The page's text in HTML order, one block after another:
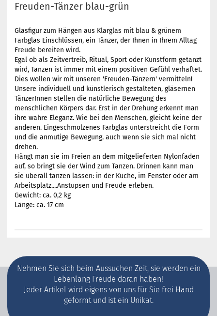
Freuden-Tänzer blau-grün
Glasfigur zum Hängen aus Klarglas mit blau & grünem
Farbglas Einschlüssen, ein Tänzer, der Ihnen in Ihrem Alltag
Freude bereiten wird.
Egal ob als Zeitvertreib, Ritual, Sport oder Kunstform getanzt
wird, Tanzen ist immer mit einem positiven Gefühl verhaftet.
Dies wollen wir mit unseren 'Freuden-Tänzern' vermitteln!
Unsere individuell und künstlerisch gestalteten, gläsernen
TänzerInnen stellen die natürliche Bewegung des
menschlichen Körpers dar. Erst in der Drehung erkennt man
ihre wahre Eleganz. Wie bei den Menschen, gleicht keine der
anderen. Eingeschmolzenes Farbglas unterstreicht die Form
und die anmutige Bewegung, auch wenn sie sich mal nicht
drehen.
Hängt man sie im Freien an dem mitgelieferten Nylonfaden
auf, so bringt sie der Wind zum Tanzen. Drinnen kann man
sie überall tanzen lassen: in der Küche, im Fenster oder am
Arbeitsplatz....Anstupsen und Freude erleben.
Gewicht: ca. 0,2 kg
Länge: ca. 17 cm
Nehmen Sie sich beim Aussuchen Zeit, sie werden ein
Lebenlang Freude daran haben!
Jeder Artikel wird eigens von uns für Sie frei Hand
geformt und ist ein Unikat.